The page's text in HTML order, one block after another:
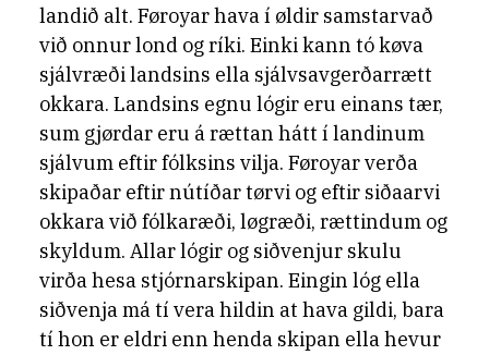
landið alt. Føroyar hava í øldir samstarvað
við onnur lond og ríki. Einki kann tó køva
sjálvræði landsins ella sjálvsavgerðarrætt
okkara. Landsins egnu lógir eru einans tær,
sum gjørdar eru á rættan hátt í landinum
sjálvum eftir fólksins vilja. Føroyar verða
skipaðar eftir nútíðar tørvi og eftir siðaarvi
okkara við fólkaræði, løgræði, rættindum og
skyldum. Allar lógir og siðvenjur skulu
virða hesa stjórnarskipan. Eingin lóg ella
siðvenja má tí vera hildin at hava gildi, bara
tí hon er eldri enn henda skipan ella hevur